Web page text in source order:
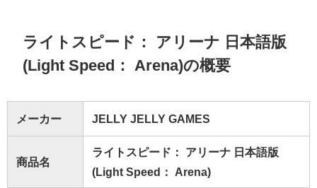
ライトスピード： アリーナ 日本語版
(Light Speed： Arena)の概要
メーカー JELLY JELLY GAMES
商品名
ライトスピード： アリーナ 日本語版
(Light Speed： Arena)